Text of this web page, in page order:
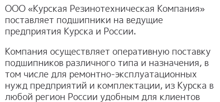
ООО «Курская Резинотехническая Компания»
поставляет подшипники на ведущие
предприятия Курска и России.
Компания осуществляет оперативную поставку
подшипников различного типа и назначения, в
том числе для ремонтно-эксплуатационных
нужд предприятий и комплектации, из Курска в
любой регион России удобным для клиентов